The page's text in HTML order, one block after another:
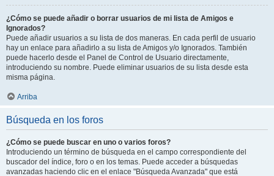
¿Cómo se puede añadir o borrar usuarios de mi lista de Amigos e
Ignorados?
Puede añadir usuarios a su lista de dos maneras. En cada perfil de usuario
hay un enlace para añadirlo a su lista de Amigos y/o Ignorados. También
puede hacerlo desde el Panel de Control de Usuario directamente,
introduciendo su nombre. Puede eliminar usuarios de su lista desde esta
misma página.
Arriba
Búsqueda en los foros
¿Cómo se puede buscar en uno o varios foros?
Introduciendo un término de búsqueda en el campo correspondiente del
buscador del índice, foro o en los temas. Puede acceder a búsquedas
avanzadas haciendo clic en el enlace "Búsqueda Avanzada" que está